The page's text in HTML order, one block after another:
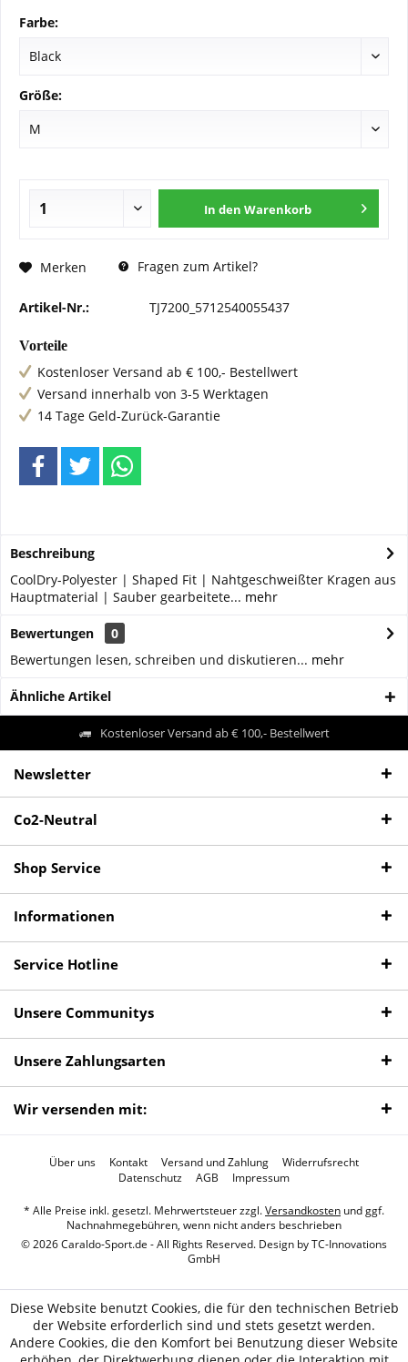
Farbe:
Größe:
In den Warenkorb
Merken Fragen zum Artikel?
Artikel-Nr.: TJ7200_5712540055437
Vorteile
Kostenloser Versand ab € 100,- Bestellwert
Versand innerhalb von 3-5 Werktagen
14 Tage Geld-Zurück-Garantie
Beschreibung
CoolDry-Polyester | Shaped Fit | Nahtgeschweißter Kragen aus
Hauptmaterial | Sauber gearbeitete... mehr
Bewertungen
0
Bewertungen lesen, schreiben und diskutieren... mehr
Ähnliche Artikel
Kostenloser Versand ab € 100,- Bestellwert
Newsletter
Co2-Neutral
Shop Service
Informationen
Service Hotline
Unsere Communitys
Unsere Zahlungsarten
Wir versenden mit:
Über uns Kontakt Versand und Zahlung
Widerrufsrecht
Datenschutz
AGB Impressum
* Alle Preise inkl. gesetzl. Mehrwertsteuer zzgl.Versandkosten und ggf.
Nachnahmegebühren, wenn nicht anders beschrieben
© 2026 Caraldo-Sport.de - All Rights Reserved. Design byTC-Innovations
GmbH
Diese Website benutzt Cookies, die für den technischen Betrieb
der Website erforderlich sind und stets gesetzt werden.
Andere Cookies, die den Komfort bei Benutzung dieser Website